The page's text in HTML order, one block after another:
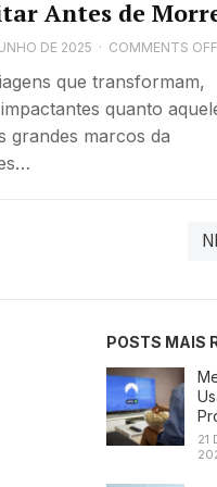
Antes de
DE 2025 · COMMENTS OFF
que transformam,
quanto
grandes marcos da
POSTS MAIS
21